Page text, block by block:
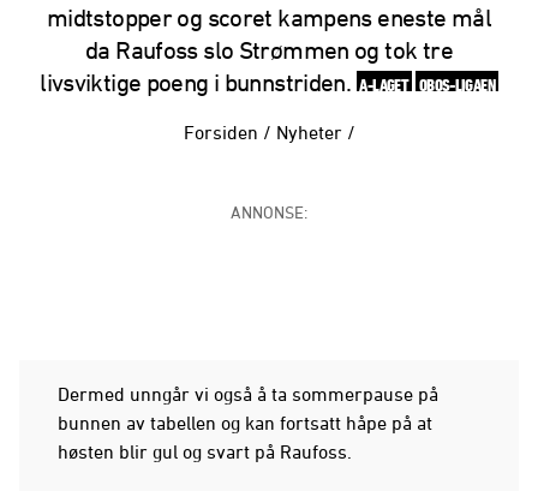
midtstopper og scoret kampens eneste mål
da Raufoss slo Strømmen og tok tre
livsviktige poeng i bunnstriden. A-LAGET OBOS-LIGAEN
Forsiden / Nyheter /
ANNONSE:
Dermed unngår vi også å ta sommerpause på
bunnen av tabellen og kan fortsatt håpe på at
høsten blir gul og svart på Raufoss.